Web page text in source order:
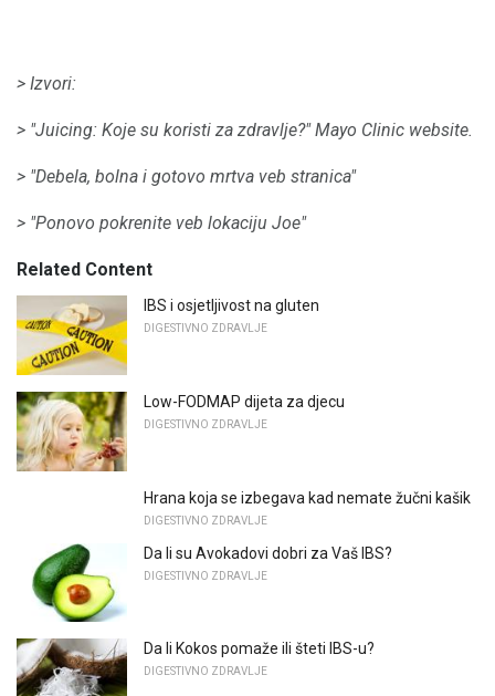
> Izvori:
> "Juicing: Koje su koristi za zdravlje?" Mayo Clinic website.
> "Debela, bolna i gotovo mrtva veb stranica"
> "Ponovo pokrenite veb lokaciju Joe"
Related Content
IBS i osjetljivost na gluten
DIGESTIVNO ZDRAVLJE
Low-FODMAP dijeta za djecu
DIGESTIVNO ZDRAVLJE
Hrana koja se izbegava kad nemate žučni kašik
DIGESTIVNO ZDRAVLJE
Da li su Avokadovi dobri za Vaš IBS?
DIGESTIVNO ZDRAVLJE
Da li Kokos pomaže ili šteti IBS-u?
DIGESTIVNO ZDRAVLJE